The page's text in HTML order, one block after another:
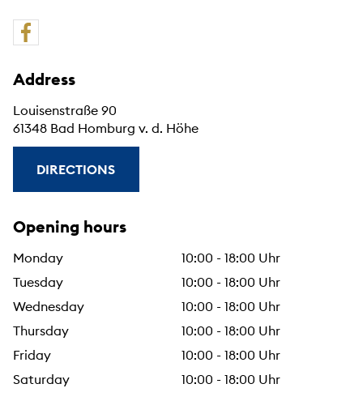
Address
Louisenstraße 90
61348 Bad Homburg v. d. Höhe
DIRECTIONS
Opening hours
Monday
10:00 - 18:00 Uhr
Tuesday
10:00 - 18:00 Uhr
Wednesday
10:00 - 18:00 Uhr
Thursday
10:00 - 18:00 Uhr
Friday
10:00 - 18:00 Uhr
Saturday
10:00 - 18:00 Uhr